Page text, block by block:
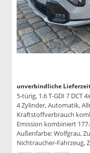
unverbindliche
5-türig, 1.6 T-GDI 7 DCT
4 Zylinder, Automatik,
Kraftstoffverbrauch
Emission kombiniert
Außenfarbe: Wolfgrau,
Nichtraucher-Fahrzeug,